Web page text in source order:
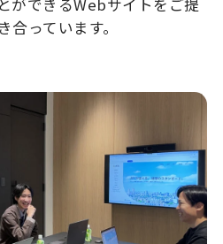
ができるWebサイトをご提
っています。